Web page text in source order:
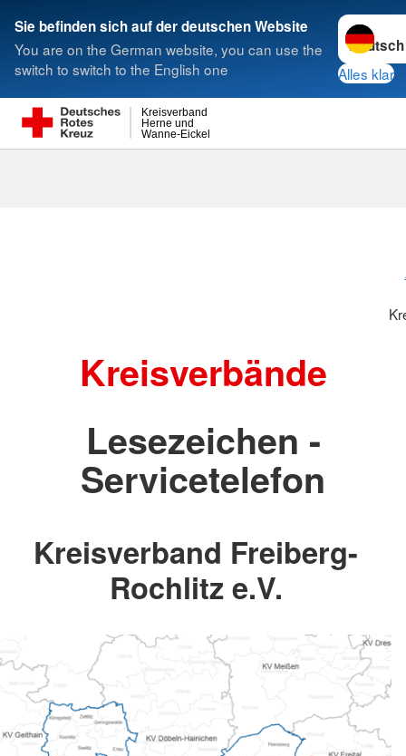
Sie befinden sich auf der deutschen Website
You are on the German website, you can use the
switch to switch to the English one
Sprache
Alles klar
Wanne-Eickel
Herne und
Kreisverband
Suche
Kreisverbände
Lesezeichen -
Servicetelefon
Kreisverband Freiberg-
Rochlitz e.V.